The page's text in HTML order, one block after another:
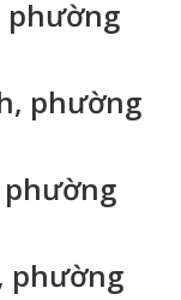
phường
phường
phường
phường